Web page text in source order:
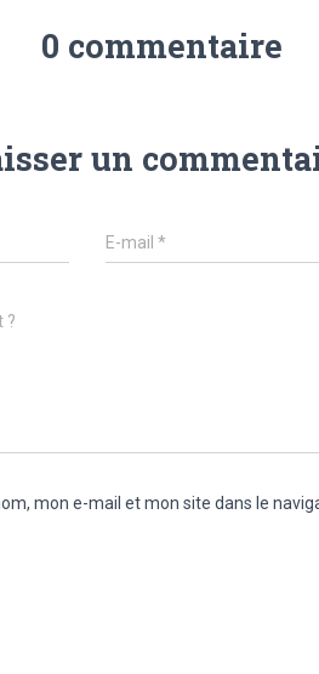
0 commentaire
un
E-mail*
?
mon e-mail et mon site dans le